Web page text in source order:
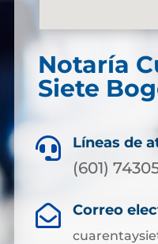
Notaría
Siete
 Líneas de
(601)
 Correo